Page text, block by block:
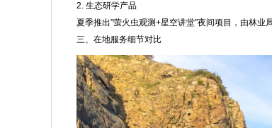
2. 生态研学产品
夏季推出"萤火虫观测+星空讲堂"夜间项目，由林业
三、在地服务细节对比